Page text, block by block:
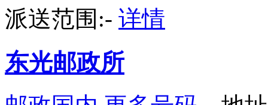
派送范围:- 详情
东光邮政所